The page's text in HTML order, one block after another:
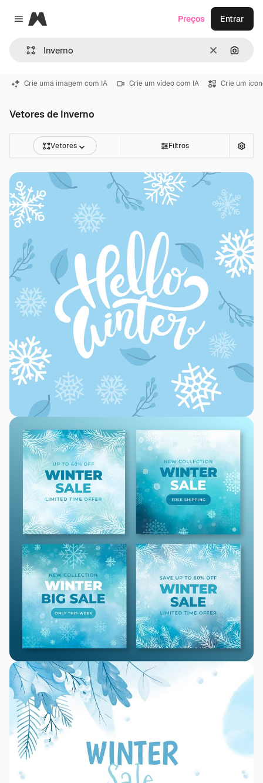
Close menu
Magnific
Limpar
Preços Entrar
Crie uma imagem com IA Crie um vídeo com IA Crie um
Vetores de Inverno
Vetores Filtros